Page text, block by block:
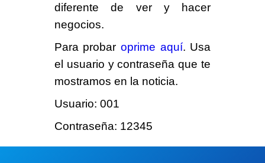
diferente de ver y hacer
negocios.
Para probar oprime aquí. Usa
el usuario y contraseña que te
mostramos en la noticia.
Usuario: 001
Contraseña: 12345